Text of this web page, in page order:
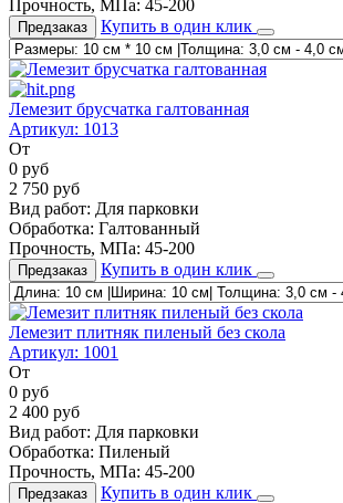
Прочность, МПа: 45-200
Предзаказ Купить в один клик
Лемезит брусчатка галтованная
Артикул: 1013
От
0 руб
2 750 руб
Вид работ: Для парковки
Обработка: Галтованный
Прочность, МПа: 45-200
Предзаказ Купить в один клик
Лемезит плитняк пиленый без скола
Артикул: 1001
От
0 руб
2 400 руб
Вид работ: Для парковки
Обработка: Пиленый
Прочность, МПа: 45-200
Предзаказ Купить в один клик